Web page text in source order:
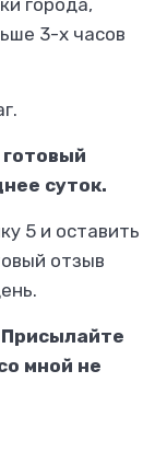
города,
3-х часов
суток.
5 и оставить
отзыв
Присылайте
мной не